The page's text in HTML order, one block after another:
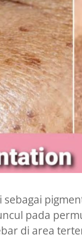
sebagai
pada
di area